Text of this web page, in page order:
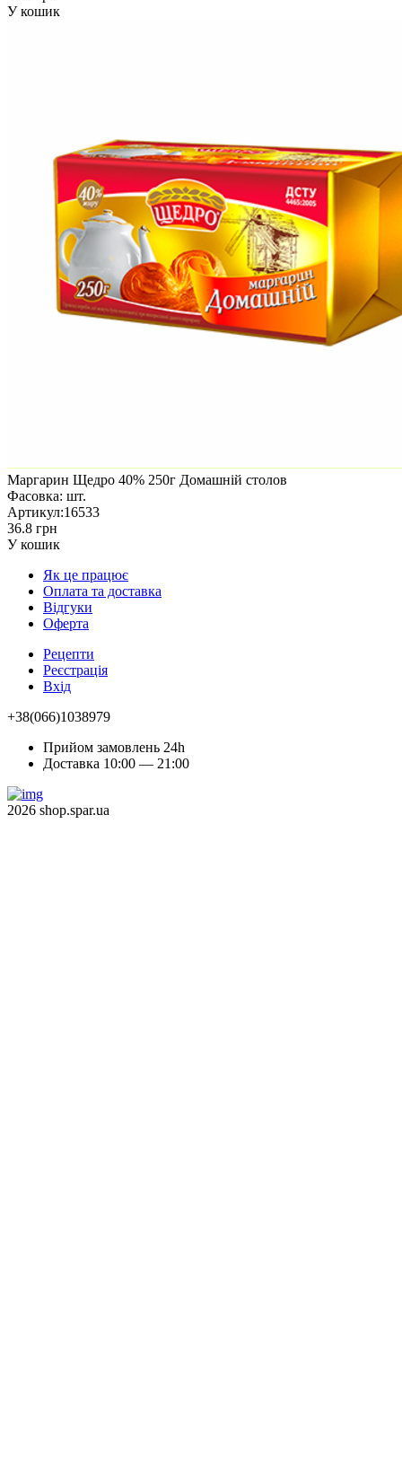
У кошик
Маргарин Щедро 40% 250г Домашній столов
Фасовка: шт.
Артикул:16533
36.8 грн
У кошик
Як це працює
Оплата та доставка
Відгуки
Оферта
Рецепти
Реєстрація
Вхід
+38(066)1038979
Прийом замовлень 24h
Доставка 10:00 — 21:00
2026 shop.spar.ua